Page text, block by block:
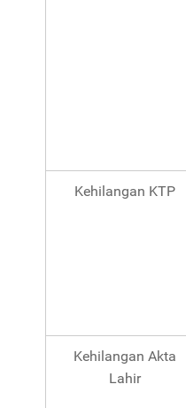
Kehilangan KTP
Kehilangan Akta
Lahir